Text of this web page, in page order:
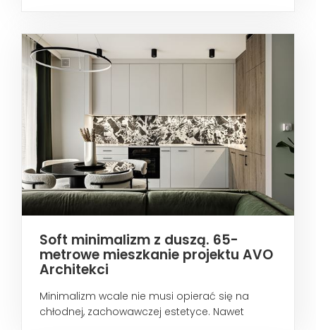
Soft minimalizm z duszą. 65-
metrowe mieszkanie projektu AVO
Architekci
Minimalizm wcale nie musi opierać się na
chłodnej, zachowawczej estetyce. Nawet